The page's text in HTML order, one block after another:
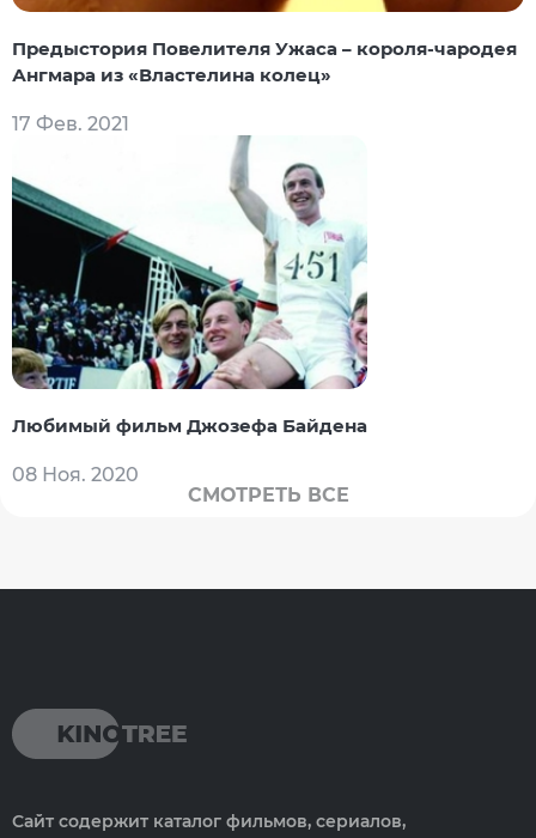
Предыстория Повелителя Ужаса – короля-чародея
Ангмара из «Властелина колец»
17 Фев. 2021
Любимый фильм Джозефа Байдена
08 Ноя. 2020
СМОТРЕТЬ ВСЕ
Сайт содержит каталог фильмов, сериалов,